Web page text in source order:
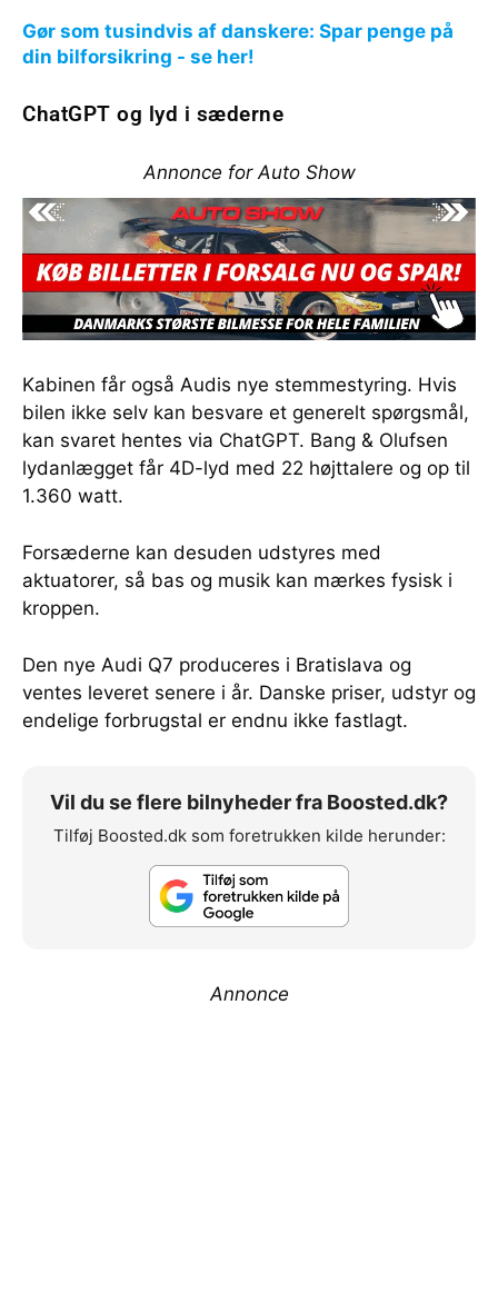
Gør som tusindvis af danskere: Spar penge på
din bilforsikring - se her!
ChatGPT og lyd i sæderne
Annonce for Auto Show
Kabinen får også Audis nye stemmestyring. Hvis
bilen ikke selv kan besvare et generelt spørgsmål,
kan svaret hentes via ChatGPT. Bang & Olufsen
lydanlægget får 4D-lyd med 22 højttalere og op til
1.360 watt.
Forsæderne kan desuden udstyres med
aktuatorer, så bas og musik kan mærkes fysisk i
kroppen.
Den nye Audi Q7 produceres i Bratislava og
ventes leveret senere i år. Danske priser, udstyr og
endelige forbrugstal er endnu ikke fastlagt.
Vil du se flere bilnyheder fra Boosted.dk?
Tilføj Boosted.dk som foretrukken kilde herunder:
Annonce